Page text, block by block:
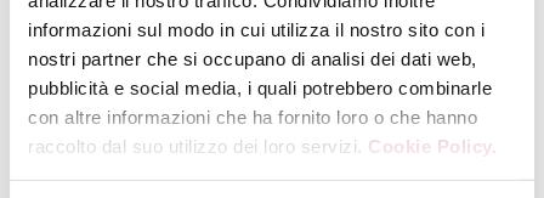
informazioni sul modo in cui utilizza il nostro sito con i
nostri partner che si occupano di analisi dei dati web,
pubblicità e social media, i quali potrebbero combinarle
con altre informazioni che ha fornito loro o che hanno
raccolto dal suo utilizzo dei loro servizi. Cookie Policy.
cócteles es una excelente idea, sobre
todo para ennoblecer la parte
aromática de los vermús.
Y en el próximo capítulo iremos aún